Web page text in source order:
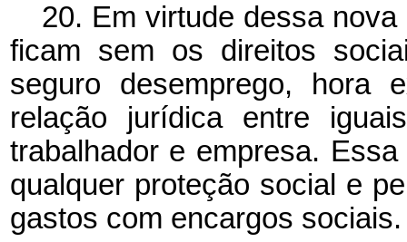
20. Em virtude dessa
ficam sem os direitos
seguro desemprego,
relação jurídica entre
trabalhador e empresa.
qualquer proteção social e
gastos com encargos sociais.